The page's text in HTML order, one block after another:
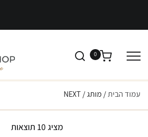
0
עמוד הבית/ מותג / NEXT
מציג 10 תוצאות